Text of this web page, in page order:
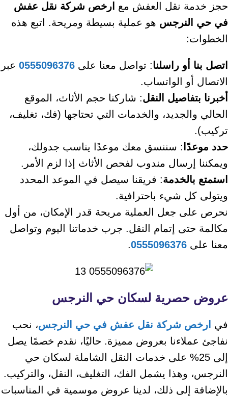
حجز خدمة نقل العفش مع ارخص شركة نقل عفش
في حي النرجس هو عملية بسيطة ومريحة. اتبع هذه
الخطوات:
اتصل بنا أو راسلنا: تواصل معنا على 0555096376 عبر
الاتصال أو الواتساب.
أخبرنا بتفاصيل النقل: شاركنا حجم الأثاث، الموقع
الحالي والجديد، والخدمات التي تحتاجها (فك، تغليف،
تركيب).
حدد موعدًا : سننسق معك موعدًا يناسب جدولك،
ويمكننا إرسال مندوب لفحص الأثاث إذا لزم الأمر.
استمتع بالخدمة: فريقنا سيصل في الموعد المحدد
ويتولى كل شيء باحترافية.
نحرص على جعل العملية مريحة قدر الإمكان، من أول
مكالمة حتى إتمام النقل. جرب خدماتنا اليوم وتواصل
معنا على 0555096376
.
عروض حصرية لسكان حي النرجس
في ارخص شركة نقل عفش في حي النرجس، نحب
نفاجئ عملاءنا بعروض مميزة. حاليًا، نقدم خصمًا يصل
إلى 25% على خدمات النقل الشاملة لسكان حي
النرجس، وهذا يشمل الفك، التغليف، النقل، والتركيب.
بالإضافة إلى ذلك، لدينا عروض موسمية في المناسبات